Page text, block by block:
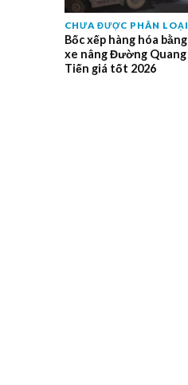
CHƯA ĐƯỢC PHÂN LOẠI
Bốc xếp hàng hóa bằng
xe nâng Đường Quang
Tiến giá tốt 2026